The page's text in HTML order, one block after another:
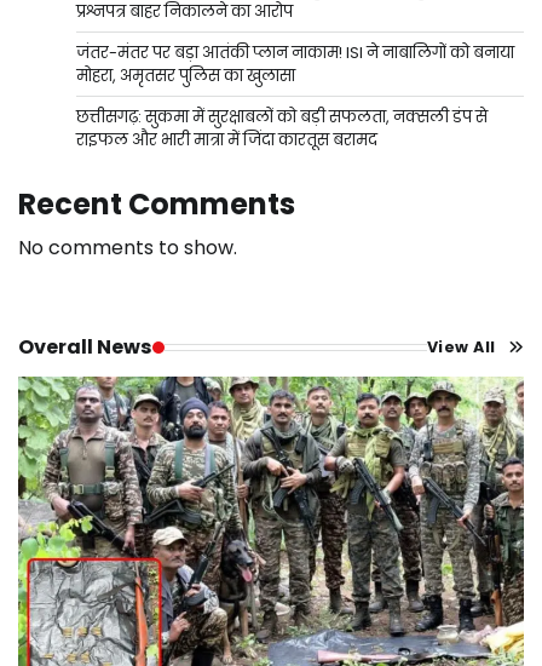
प्रश्नपत्र बाहर निकालने का आरोप
जंतर-मंतर पर बड़ा आतंकी प्लान नाकाम! ISI ने नाबालिगों को बनाया
मोहरा, अमृतसर पुलिस का खुलासा
छत्तीसगढ़: सुकमा में सुरक्षाबलों को बड़ी सफलता, नक्सली डंप से
राइफल और भारी मात्रा में जिंदा कारतूस बरामद
Recent Comments
No comments to show.
Overall News View All